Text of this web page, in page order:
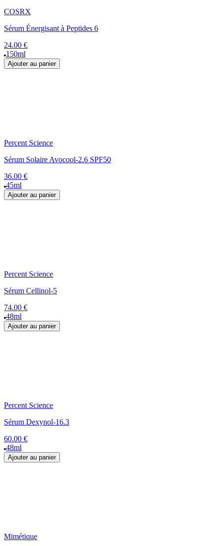
COSRX
Sérum Énergisant à Peptides 6
24.00 €
150ml
Ajouter au panier
Percent Science
Sérum Solaire Avocool-2.6 SPF50
36.00 €
45ml
Ajouter au panier
Percent Science
Sérum Cellinol-5
74.00 €
48ml
Ajouter au panier
Percent Science
Sérum Dexynol-16.3
60.00 €
48ml
Ajouter au panier
Mimétique